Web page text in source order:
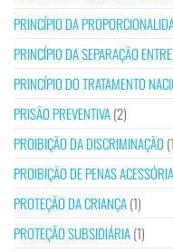
PRINCÍPIO DA
PRINCÍPIO DA SEPARAÇÃO
PRINCÍPIO DO TRATAMENTO
PRISÃO PREVENTIVA(2)
PROIBIÇÃO DA DISCRIMINAÇÃO
PROIBIÇÃO DE PENAS
PROTEÇÃO DA CRIANÇA(1)
PROTEÇÃO SUBSIDIÁRIA(1)